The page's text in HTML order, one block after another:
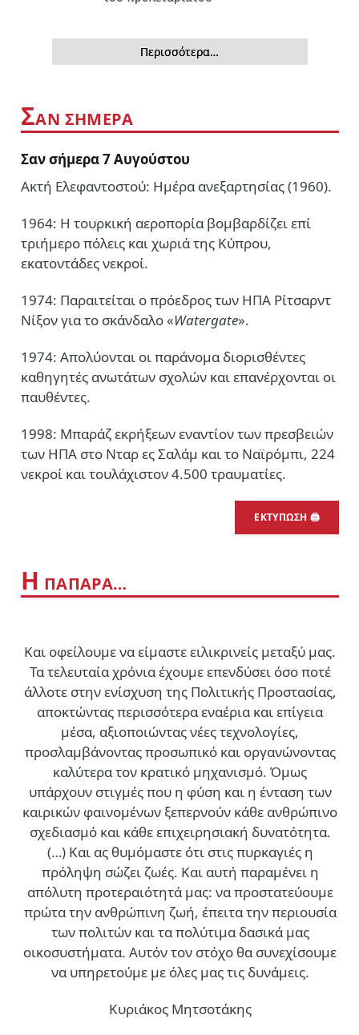
Περισσότερα…
ΣΑΝ ΣΗΜΕΡΑ
Σαν σήμερα 7 Αυγούστου
Ακτή Ελεφαντοστού: Ημέρα ανεξαρτησίας (1960).
1964: Η τουρκική αεροπορία βομβαρδίζει επί
τριήμερο πόλεις και χωριά της Κύπρου,
εκατοντάδες νεκροί.
1974: Παραιτείται ο πρόεδρος των ΗΠΑ Ρίτσαρντ
Νίξον για το σκάνδαλο «Watergate».
1974: Απολύονται οι παράνομα διορισθέντες
καθηγητές ανωτάτων σχολών και επανέρχονται οι
παυθέντες.
1998: Μπαράζ εκρήξεων εναντίον των πρεσβειών
των ΗΠΑ στο Νταρ ες Σαλάμ και το Ναϊρόμπι, 224
νεκροί και τουλάχιστον 4.500 τραυματίες.
ΕΚΤΥΠΩΣΗ 🖨
Η ΠΑΠΑΡΑ…
Και οφείλουμε να είμαστε ειλικρινείς μεταξύ μας.
Τα τελευταία χρόνια έχουμε επενδύσει όσο ποτέ
άλλοτε στην ενίσχυση της Πολιτικής Προστασίας,
αποκτώντας περισσότερα εναέρια και επίγεια
μέσα, αξιοποιώντας νέες τεχνολογίες,
προσλαμβάνοντας προσωπικό και οργανώνοντας
καλύτερα τον κρατικό μηχανισμό. Όμως
υπάρχουν στιγμές που η φύση και η ένταση των
καιρικών φαινομένων ξεπερνούν κάθε ανθρώπινο
σχεδιασμό και κάθε επιχειρησιακή δυνατότητα.
(…) Και ας θυμόμαστε ότι στις πυρκαγιές η
πρόληψη σώζει ζωές. Και αυτή παραμένει η
απόλυτη προτεραιότητά μας: να προστατεύουμε
πρώτα την ανθρώπινη ζωή, έπειτα την περιουσία
των πολιτών και τα πολύτιμα δασικά μας
οικοσυστήματα. Αυτόν τον στόχο θα συνεχίσουμε
να υπηρετούμε με όλες μας τις δυνάμεις.
Κυριάκος Μητσοτάκης